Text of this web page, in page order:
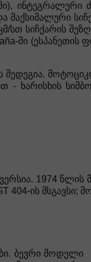
ინტეგრალური
მაქსიმალური
სთ სიჩქარის
ში (ესპანეთის
შედეგია.
- ხარისხის
1974 წლის
404-ის
ბევრი მოდელი